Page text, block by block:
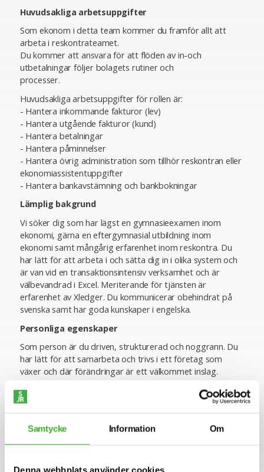
Samtycke Information Om
Denna webbplats använder cookies
Huvudsakliga arbetsuppgifter
Som ekonom i detta team kommer du framför allt att
arbeta i reskontrateamet.
Du kommer att ansvara för att flöden av in-och
utbetalningar följer bolagets rutiner och
processer.
Huvudsakliga arbetsuppgifter för rollen är:
- Hantera inkommande fakturor (lev)
- Hantera utgående fakturor (kund)
- Hantera betalningar
- Hantera påminnelser
- Hantera övrig administration som tillhör reskontran eller
ekonomiassistentuppgifter
- Hantera bankavstämning och bankbokningar
Lämplig bakgrund
Vi söker dig som har lägst en gymnasieexamen inom
ekonomi, gärna en eftergymnasial utbildning inom
ekonomi samt mångårig erfarenhet inom reskontra. Du
har lätt för att arbeta i och sätta dig in i olika system och
är van vid en transaktionsintensiv verksamhet och är
välbevandrad i Excel. Meriterande för tjänsten är
erfarenhet av Xledger. Du kommunicerar obehindrat på
svenska samt har goda kunskaper i engelska.
Personliga egenskaper
Som person är du driven, strukturerad och noggrann. Du
har lätt för att samarbeta och trivs i ett företag som
växer och där förändringar är ett välkommet inslag.
Ansökan
2024-02-19.